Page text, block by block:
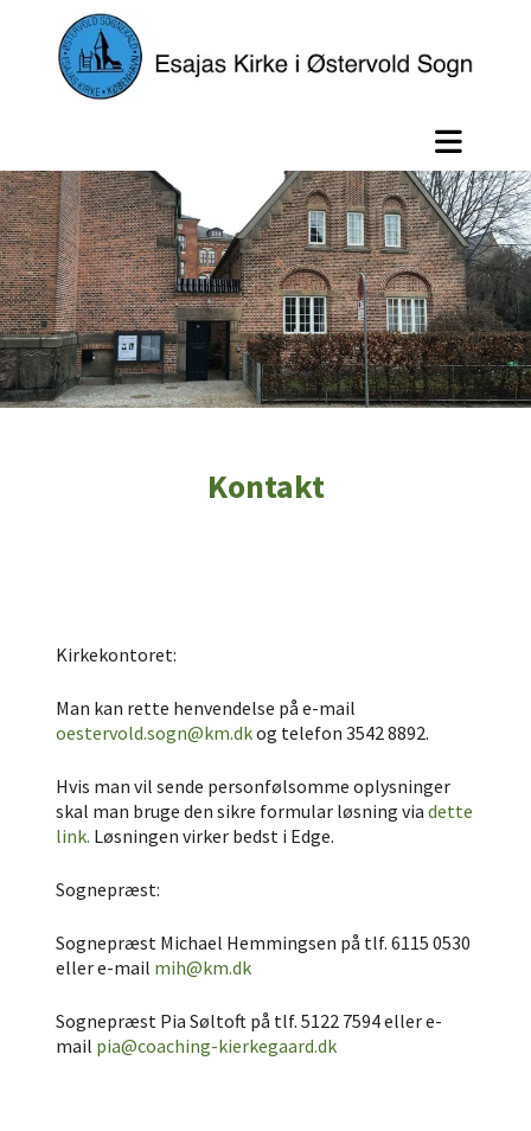
Kontakt
Kirkekontoret:
Man kan rette henvendelse på e-mail
oestervold.sogn@km.dkog telefon 3542 8892.
Hvis man vil sende personfølsomme oplysninger
skal man bruge den sikre formular løsning via dette
link. Løsningen virker bedst i Edge.
Sognepræst:
Sognepræst Michael Hemmingsen på tlf. 6115 0530
eller e-mail mih@km.dk
Sognepræst Pia Søltoft på tlf. 5122 7594 eller e-
mail pia@coaching-kierkegaard.dk